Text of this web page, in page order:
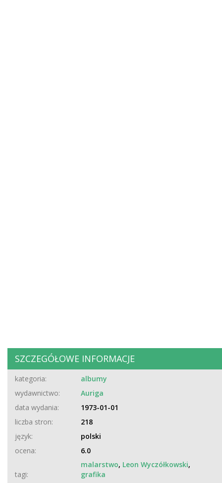
SZCZEGÓŁOWE INFORMACJE
kategoria:
albumy
wydawnictwo:
Auriga
data wydania:
1973-01-01
liczba stron:
218
język:
polski
ocena:
6.0
tagi:
malarstwo, Leon Wyczółkowski,
grafika